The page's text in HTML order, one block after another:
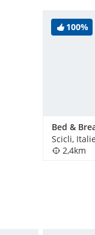
100%
Scicli,
2,4km